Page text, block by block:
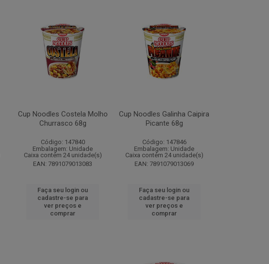
Cup Noodles Costela Molho
Churrasco 68g
Código: 147840
Embalagem: Unidade
Caixa contém 24 unidade(s)
EAN: 7891079013083
Faça seu login ou
cadastre-se para
ver preços e
comprar
Cup Noodles Galinha Caipira
Picante 68g
Código: 147846
Embalagem: Unidade
Caixa contém 24 unidade(s)
EAN: 7891079013069
Faça seu login ou
cadastre-se para
ver preços e
comprar